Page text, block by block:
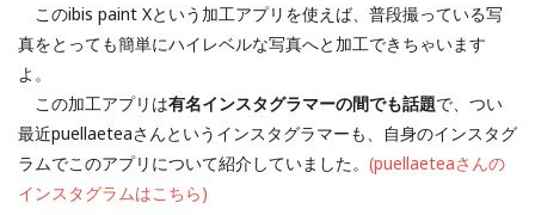
このibis paint Xという加工アプリを使えば、普段撮っている写
真をとっても簡単にハイレベルな写真へと加工できちゃいます
よ。
この加工アプリは有名インスタグラマーの間でも話題で、つい
最近puellaeteaさんというインスタグラマーも、自身のインスタグ
ラムでこのアプリについて紹介していました。 (puellaeteaさんの
インスタグラムはこちら)